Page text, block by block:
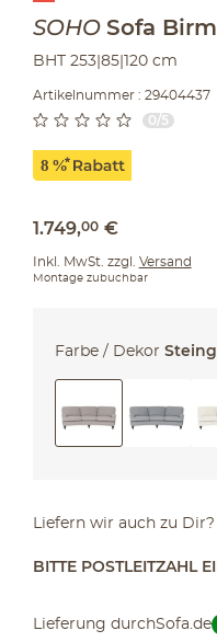
SOHO Sofa
BHT 253|85|120 cm
Artikelnummer : 29404437
0/5
1.749,00 €
Inkl. MwSt. zzgl. Versand
Montage zubuchbar
Farbe / Dekor
Liefern wir auch zu
BITTE POSTLEITZAHL
Lieferung durchSofa.de